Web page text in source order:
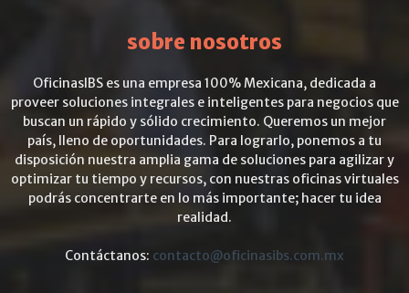
sobre nosotros
OficinasIBS es una empresa 100% Mexicana, dedicada a
proveer soluciones integrales e inteligentes para negocios que
buscan un rápido y sólido crecimiento. Queremos un mejor
país, lleno de oportunidades. Para lograrlo, ponemos a tu
disposición nuestra amplia gama de soluciones para agilizar y
optimizar tu tiempo y recursos, con nuestras oficinas virtuales
podrás concentrarte en lo más importante; hacer tu idea
realidad.
Contáctanos: contacto@oficinasibs.com.mx